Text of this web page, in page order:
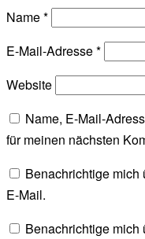
Name*
E-Mail-Adresse*
Website
Name, E-Mail-
für meinen nächsten
Benachrichtige mich
E-Mail.
Benachrichtige mich